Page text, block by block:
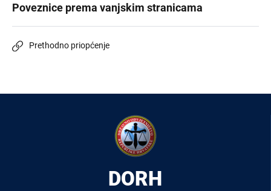
Poveznice prema vanjskim stranicama
Prethodno priopćenje
DORH